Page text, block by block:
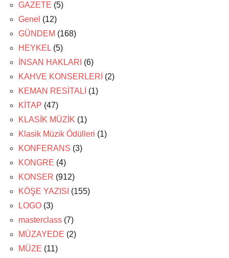
GAZETE (5)
Genel (12)
GÜNDEM (168)
HEYKEL (5)
İNSAN HAKLARI (6)
KAHVE KONSERLERİ (2)
KEMAN RESİTALİ (1)
KİTAP (47)
KLASİK MÜZİK (1)
Klasik Müzik Ödülleri (1)
KONFERANS (3)
KONGRE (4)
KONSER (912)
KÖŞE YAZISI (155)
LOGO (3)
masterclass (7)
MÜZAYEDE (2)
MÜZE (11)